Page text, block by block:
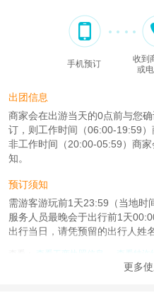
手机预订
收到
或
出团信息
商家会在出游当天的0点前与您
订，则工作时间（06:00-19:59
非工作时间（20:00-05:59）商
知。
预订须知
需游客游玩前1天23:59（当地时
服务人员最晚会于出行前1天
出行当日，请凭预留的出行人姓
查看工商执照信息
查看特许
本产品由青岛驿路同行国际旅行社有
更多